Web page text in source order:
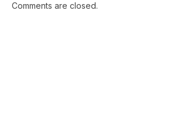
Comments are closed.